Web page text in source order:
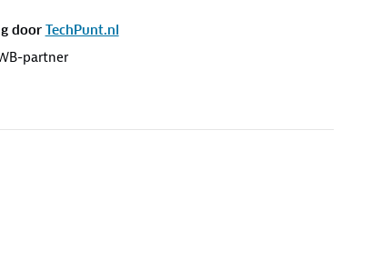
door TechPunt.nl
partner